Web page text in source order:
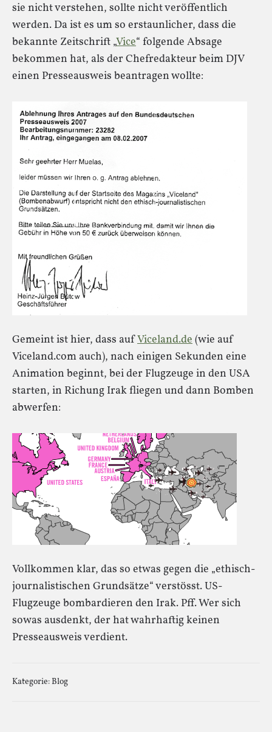
sie nicht verstehen, sollte nicht veröffentlich
werden. Da ist es um so erstaunlicher, dass die
bekannte Zeitschrift „Vice“ folgende Absage
bekommen hat, als der Chefredakteur beim DJV
einen Presseausweis beantragen wollte:
Gemeint ist hier, dass aufViceland.de(wie auf
Viceland.com auch), nach einigen Sekunden eine
Animation beginnt, bei der Flugzeuge in den USA
starten, in Richung Irak fliegen und dann Bomben
abwerfen:
Vollkommen klar, das so etwas gegen die „ethisch-
journalistischen Grundsätze“ verstösst. US-
Flugzeuge bombardieren den Irak. Pff. Wer sich
sowas ausdenkt, der hat wahrhaftig keinen
Presseausweis verdient.
Kategorie:Blog